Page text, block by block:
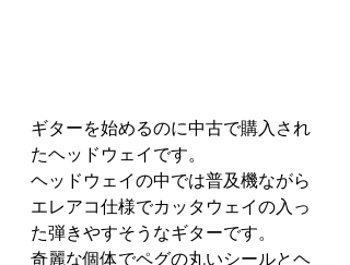
ギターを始めるのに中古で購入され
たヘッドウェイです。
ヘッドウェイの中では普及機ながら
エレアコ仕様でカッタウェイの入っ
た弾きやすそうなギターです。
奇麗な個体でペグの丸いシールとヘ